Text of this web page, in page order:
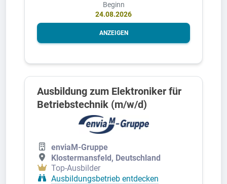
Beginn
24.08.2026
ANZEIGEN
Ausbildung zum Elektroniker für
Betriebstechnik (m/w/d)
enviaM-Gruppe
Klostermansfeld, Deutschland
Top-Ausbilder
Ausbildungsbetrieb entdecken